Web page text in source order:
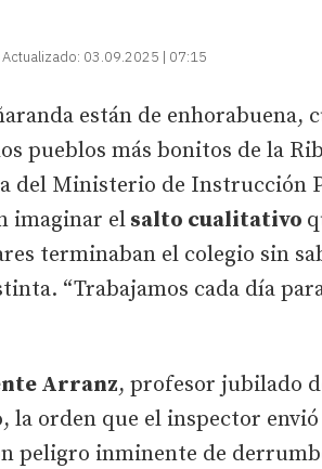
Actualizado: 03.09.2025 | 07:15
están de
pueblos más bonitos de la
del Ministerio de Instrucción
imaginar elsalto cualitativo
terminaban el colegio sin
“Trabajamos cada día
Arranz, profesor jubilado
orden que el inspector
peligro inminente de